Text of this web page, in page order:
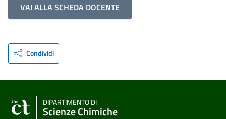
VAI ALLA SCHEDA DOCENTE
Condividi
DIPARTIMENTO DI
Scienze Chimiche